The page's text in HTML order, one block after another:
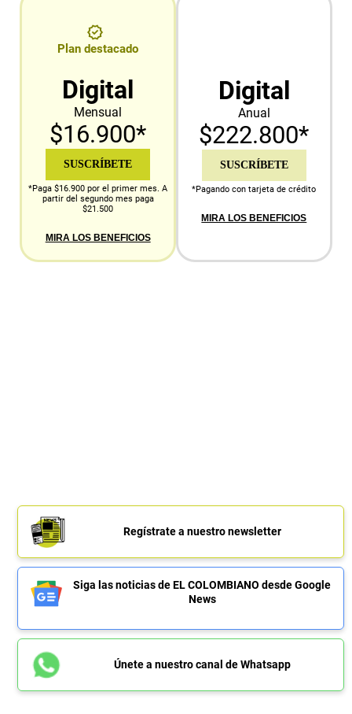
Plan destacado
Digital
Mensual
$16.900*
SUSCRÍBETE
*Paga $16.900 por el primer mes. A
partir del segundo mes paga
$21.500
MIRA LOS BENEFICIOS
Digital
Anual
$222.800*
SUSCRÍBETE
*Pagando con tarjeta de crédito
MIRA LOS BENEFICIOS
Regístrate a nuestro newsletter
Siga las noticias de EL COLOMBIANO desde Google
News
Únete a nuestro canal de Whatsapp